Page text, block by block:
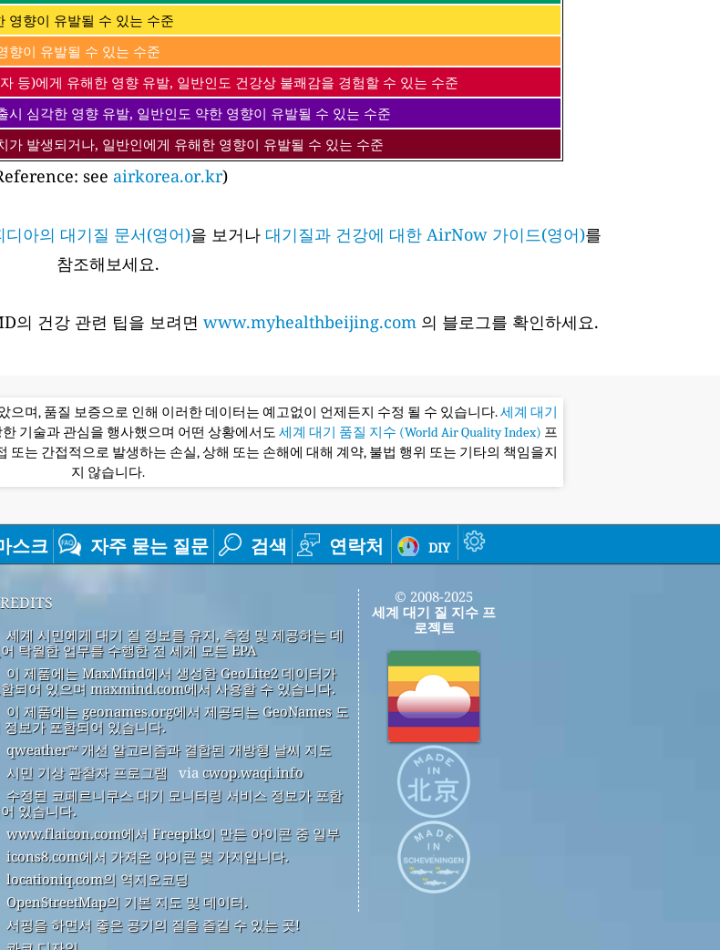
영향이 유발될 수 있는 수준
향이 유발될 수 있는 수준
등)에게 유해한 영향 유발, 일반인도 건강상 불쾌감을 경험할 수 있는 수준
시 심각한 영향 유발, 일반인도 약한 영향이 유발될 수 있는 수준
가 발생되거나, 일반인에게 유해한 영향이 유발될 수 있는 수준
see airkorea.or.kr)
디아의 대기질 문서(영어)을 보거나 대기질과 건강에 대한 AirNow 가이드(영어)를
참조해보세요.
의 건강 관련 팁을 보려면 www.myhealthbeijing.com 의 블로그를 확인하세요.
으며, 품질 보증으로 인해 이러한 데이터는 예고없이 언제든지 수정 될 수 있습니다.세계 대기
기술과 관심을 행사했으며 어떤 상황에서도 세계 대기 품질 지수 (World Air Quality Index) 프
는 간접적으로 발생하는 손실, 상해 또는 손해에 대해 계약, 불법 행위 또는 기타의 책임을지
지 않습니다.
스크 자주 묻는 질문 검색 연락처 diy
세계 시민에게 대기 질 정보를 유지, 측정 및 제공하는 데
탁월한 업무를 수행한 전 세계 모든 EPA
이 제품에는 MaxMind에서 생성한 GeoLite2 데이터가
되어 있으며 maxmind.com에서 사용할 수 있습니다.
이 제품에는 geonames.org에서 제공되는 GeoNames 도
정보가 포함되어 있습니다.
qweather™ 개선 알고리즘과 결합된 개방형 날씨 지도
시민 기상 관찰자 프로그램
via cwop.waqi.info
수정된 코페르니쿠스 대기 모니터링 서비스 정보가 포함
있습니다.
www.flaicon.com에서 Freepik이 만든 아이콘 중 일부
icons8.com에서 가져온 아이콘 몇 가지입니다.
locationiq.com의 역지오코딩
OpenStreetMap의 기본 지도 및 데이터.
서핑을 하면서 좋은 공기의 질을 즐길 수 있는 곳!
© 2008-2025
세계 대기 질 지수 프
로젝트